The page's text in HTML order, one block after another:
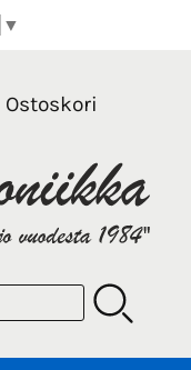
▼
Ostoskori